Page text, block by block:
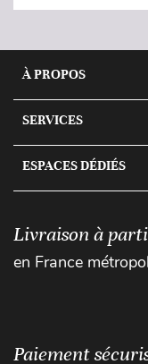
À PROPOS
SERVICES
ESPACES DÉDIÉS
Livraison à
en France
Paiement